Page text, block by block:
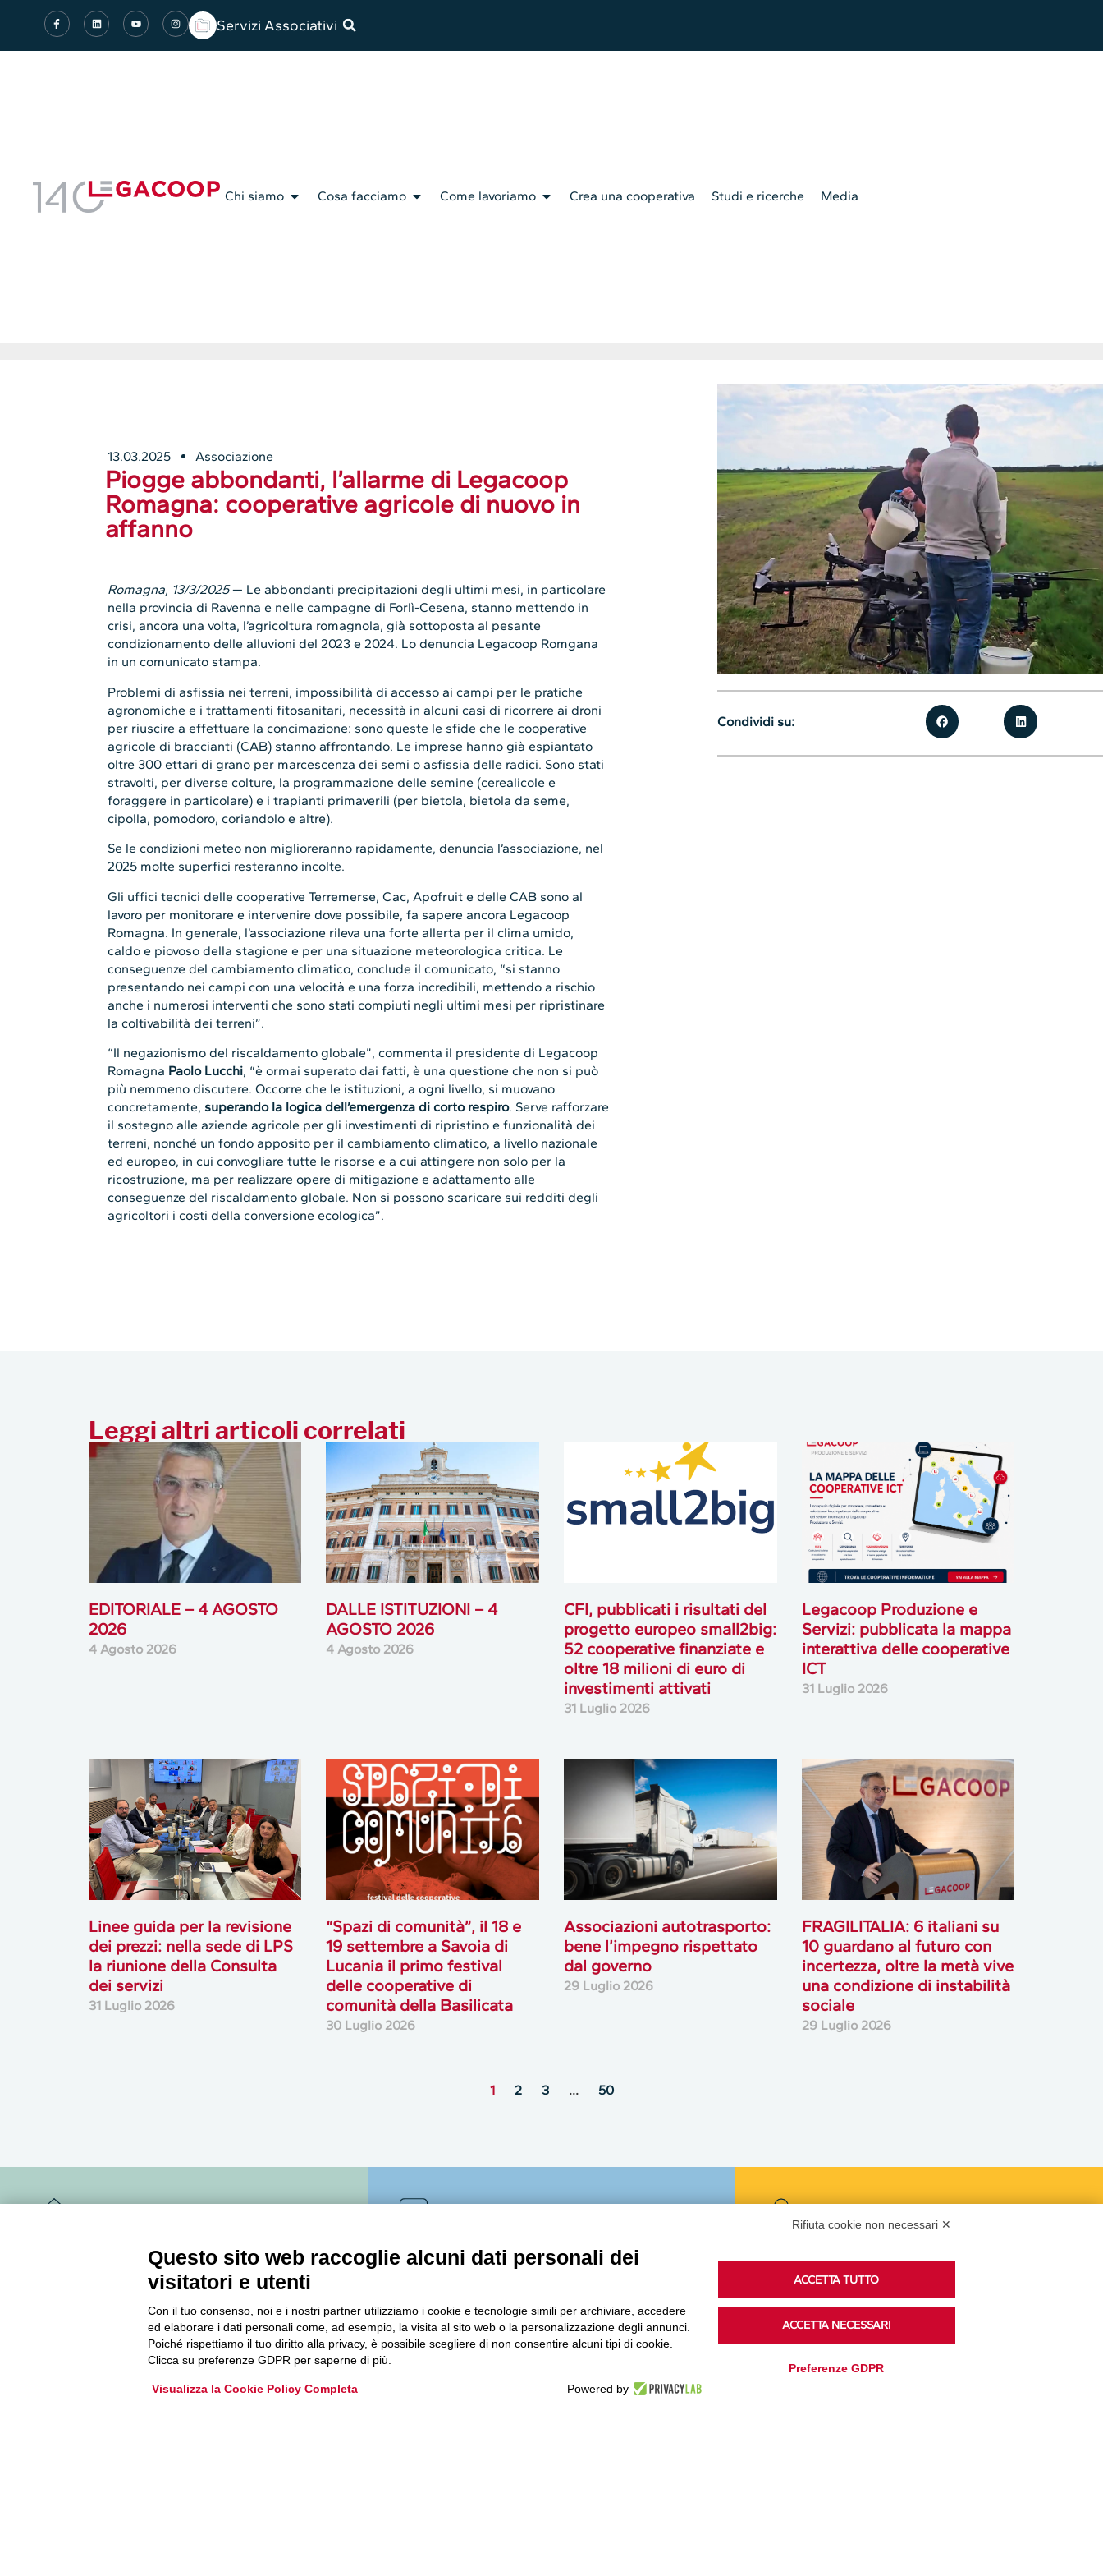
Servizi Associativi
Chi siamo Cosa facciamo Come lavoriamo Crea una cooperativa Studi e ricerche Media
13.03.2025 Associazione
Piogge abbondanti, l’allarme di Legacoop
Romagna: cooperative agricole di nuovo in
affanno
Romagna, 13/3/2025— Le abbondanti precipitazioni degli ultimi mesi, in particolare
nella provincia di Ravenna e nelle campagne di Forlì-Cesena, stanno mettendo in
crisi, ancora una volta, l’agricoltura romagnola, già sottoposta al pesante
condizionamento delle alluvioni del 2023 e 2024. Lo denuncia Legacoop Romgana
in un comunicato stampa.
Problemi di asfissia nei terreni, impossibilità di accesso ai campi per le pratiche
agronomiche e i trattamenti fitosanitari, necessità in alcuni casi di ricorrere ai droni
per riuscire a effettuare la concimazione: sono queste le sfide che le cooperative
agricole di braccianti (CAB) stanno affrontando. Le imprese hanno già espiantato
oltre 300 ettari di grano per marcescenza dei semi o asfissia delle radici. Sono stati
stravolti, per diverse colture, la programmazione delle semine (cerealicole e
foraggere in particolare) e i trapianti primaverili (per bietola, bietola da seme,
cipolla, pomodoro, coriandolo e altre).
Se le condizioni meteo non miglioreranno rapidamente, denuncia l’associazione, nel
2025 molte superfici resteranno incolte.
Gli uffici tecnici delle cooperative Terremerse, Cac, Apofruit e delle CAB sono al
lavoro per monitorare e intervenire dove possibile, fa sapere ancora Legacoop
Romagna. In generale, l’associazione rileva una forte allerta per il clima umido,
caldo e piovoso della stagione e per una situazione meteorologica critica. Le
conseguenze del cambiamento climatico, conclude il comunicato, “si stanno
presentando nei campi con una velocità e una forza incredibili, mettendo a rischio
anche i numerosi interventi che sono stati compiuti negli ultimi mesi per ripristinare
la coltivabilità dei terreni”.
“Il negazionismo del riscaldamento globale”, commenta il presidente di Legacoop
Romagna Paolo Lucchi, “è ormai superato dai fatti, è una questione che non si può
più nemmeno discutere. Occorre che le istituzioni, a ogni livello, si muovano
concretamente, superando la logica dell’emergenza di corto respiro. Serve rafforzare
il sostegno alle aziende agricole per gli investimenti di ripristino e funzionalità dei
terreni, nonché un fondo apposito per il cambiamento climatico, a livello nazionale
ed europeo, in cui convogliare tutte le risorse e a cui attingere non solo per la
ricostruzione, ma per realizzare opere di mitigazione e adattamento alle
conseguenze del riscaldamento globale. Non si possono scaricare sui redditi degli
agricoltori i costi della conversione ecologica”.
Condividi su:
Leggi altri articoli correlati
EDITORIALE – 4 AGOSTO
2026
4 Agosto 2026
DALLE ISTITUZIONI – 4
AGOSTO 2026
4 Agosto 2026
CFI, pubblicati i risultati del
progetto europeo small2big:
52 cooperative finanziate e
oltre 18 milioni di euro di
investimenti attivati
31 Luglio 2026
Legacoop Produzione e
Servizi: pubblicata la mappa
interattiva delle cooperative
ICT
31 Luglio 2026
Linee guida per la revisione
dei prezzi: nella sede di LPS
la riunione della Consulta
dei servizi
31 Luglio 2026
“Spazi di comunità”, il 18 e
19 settembre a Savoia di
Lucania il primo festival
delle cooperative di
comunità della Basilicata
30 Luglio 2026
Associazioni autotrasporto:
bene l’impegno rispettato
dal governo
29 Luglio 2026
FRAGILITALIA: 6 italiani su
10 guardano al futuro con
incertezza, oltre la metà vive
una condizione di instabilità
sociale
29 Luglio 2026
1 2 3 … 50
Accedi o iscriviti alla nostra Newsletter Legacoop
Informazioni per restare sempre aggiornati sul
mondo della cooperazione.
Archivio Newsletter
Podcast
su Spreaker.
Rifiuta cookie non necessari ✕
Questo sito web raccoglie alcuni dati personali dei
visitatori e utenti
Con il tuo consenso, noi e i nostri partner utilizziamo i cookie e tecnologie simili per archiviare, accedere
ed elaborare i dati personali come, ad esempio, la visita al sito web o la personalizzazione degli annunci.
Poiché rispettiamo il tuo diritto alla privacy, è possibile scegliere di non consentire alcuni tipi di cookie.
Clicca su preferenze GDPR per saperne di più.
Visualizza la Cookie Policy Completa Powered by
ACCETTA TUTTO
ACCETTA NECESSARI
Preferenze GDPR